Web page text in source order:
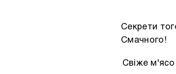
Секрети
Смачного!
Свіже